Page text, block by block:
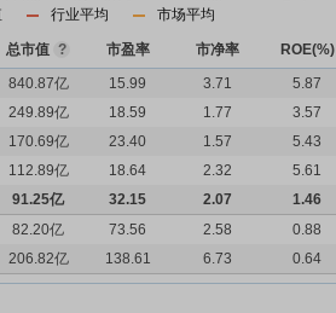
行业平均 市场平均
总市值 ? 市盈率 市净率
ROE(%)
840.87亿 15.99 3.71
5.87
249.89亿 18.59 1.77
3.57
170.69亿 23.40 1.57
5.43
112.89亿 18.64 2.32
5.61
91.25亿 32.15 2.07
1.46
82.20亿 73.56 2.58
0.88
206.82亿 138.61 6.73 0.64